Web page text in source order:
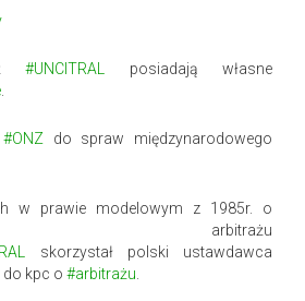
#UNCITRAL
posiadają własne
#ONZ do spraw międzynarodowego
w prawie modelowym z 1985r. o
arbitrażu
skorzystał polski ustawdawca
kpc o #arbitrażu